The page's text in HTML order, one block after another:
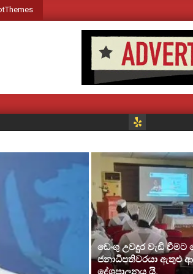
ඩෙංගු උවදුර වැඩි වීමට
ජනාධිපතිවරයා ඇතුළු
දේශපාලනය යි.